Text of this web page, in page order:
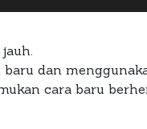
dan
cara baru